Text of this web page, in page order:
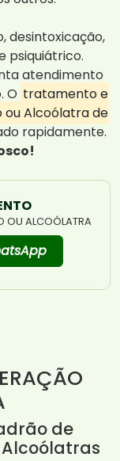
desintoxicação,
psiquiátrico.
atendimento
O tratamento e
ou Alcoólatra de
rapidamente.
OU ALCOÓLATRA
de